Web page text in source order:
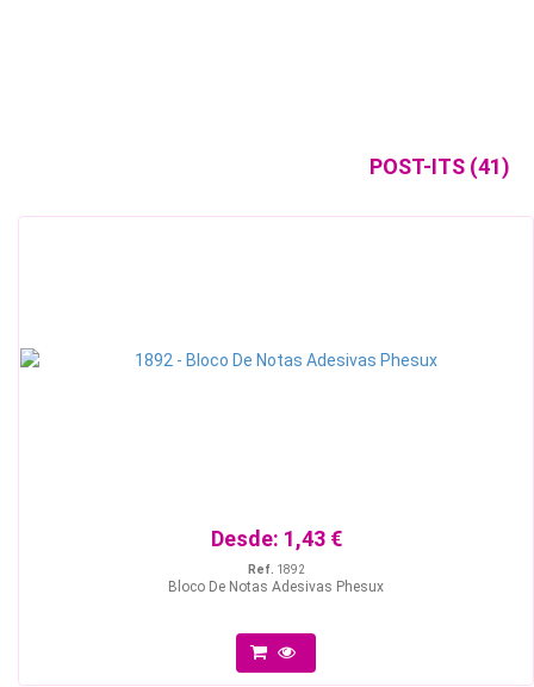
POST-ITS (41)
Desde: 1,43 €
Ref. 1892
Bloco De Notas Adesivas Phesux